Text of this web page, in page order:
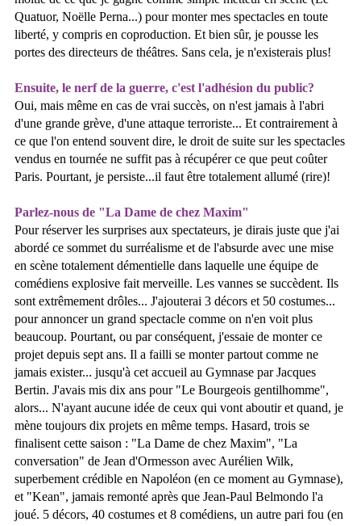
Quatuor, Noëlle Perna...) pour monter mes spectacles en toute
liberté, y compris en coproduction. Et bien sûr, je pousse les
portes des directeurs de théâtres. Sans cela, je n'existerais plus!
Ensuite, le nerf de la guerre, c'est l'adhésion du public?
Oui, mais même en cas de vrai succès, on n'est jamais à l'abri
d'une grande grève, d'une attaque terroriste... Et contrairement à
ce que l'on entend souvent dire, le droit de suite sur les spectacles
vendus en tournée ne suffit pas à récupérer ce que peut coûter
Paris. Pourtant, je persiste...il faut être totalement allumé (rire)!
Parlez-nous de "La Dame de chez Maxim"
Pour réserver les surprises aux spectateurs, je dirais juste que j'ai
abordé ce sommet du surréalisme et de l'absurde avec une mise
en scène totalement démentielle dans laquelle une équipe de
comédiens explosive fait merveille. Les vannes se succèdent. Ils
sont extrêmement drôles... J'ajouterai 3 décors et 50 costumes...
pour annoncer un grand spectacle comme on n'en voit plus
beaucoup. Pourtant, ou par conséquent, j'essaie de monter ce
projet depuis sept ans. Il a failli se monter partout comme ne
jamais exister... jusqu'à cet accueil au Gymnase par Jacques
Bertin. J'avais mis dix ans pour "Le Bourgeois gentilhomme",
alors... N'ayant aucune idée de ceux qui vont aboutir et quand, je
mène toujours dix projets en même temps. Hasard, trois se
finalisent cette saison : "La Dame de chez Maxim", "La
conversation" de Jean d'Ormesson avec Aurélien Wilk,
superbement crédible en Napoléon (en ce moment au Gymnase),
et "Kean", jamais remonté après que Jean-Paul Belmondo l'a
joué. 5 décors, 40 costumes et 8 comédiens, un autre pari fou (en